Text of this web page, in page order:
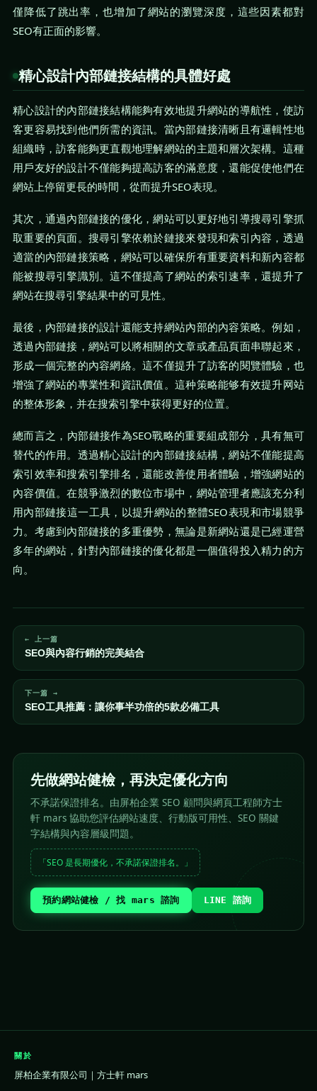
僅降低了跳出率，也增加了網站的瀏覽深度，這些因素都對
SEO有正面的影響。
精心設計內部鏈接結構的具體好處
精心設計的內部鏈接結構能夠有效地提升網站的導航性，使訪
客更容易找到他們所需的資訊。當內部鏈接清晰且有邏輯性地
組織時，訪客能夠更直觀地理解網站的主題和層次架構。這種
用戶友好的設計不僅能夠提高訪客的滿意度，還能促使他們在
網站上停留更長的時間，從而提升SEO表現。
其次，通過內部鏈接的優化，網站可以更好地引導搜尋引擎抓
取重要的頁面。搜尋引擎依賴於鏈接來發現和索引內容，透過
適當的內部鏈接策略，網站可以確保所有重要資料和新內容都
能被搜尋引擎識別。這不僅提高了網站的索引速率，還提升了
網站在搜尋引擎結果中的可見性。
最後，內部鏈接的設計還能支持網站內部的內容策略。例如，
透過內部鏈接，網站可以將相關的文章或產品頁面串聯起來，
形成一個完整的內容網絡。這不僅提升了訪客的閱覽體驗，也
增強了網站的專業性和資訊價值。這种策略能够有效提升网站
的整体形象，并在搜索引擎中获得更好的位置。
總而言之，內部鏈接作為SEO戰略的重要組成部分，具有無可
替代的作用。透過精心設計的內部鏈接結構，網站不僅能提高
索引效率和搜索引擎排名，還能改善使用者體驗，增強網站的
內容價值。在競爭激烈的數位市場中，網站管理者應該充分利
用內部鏈接這一工具，以提升網站的整體SEO表現和市場競爭
力。考慮到內部鏈接的多重優勢，無論是新網站還是已經運營
多年的網站，針對內部鏈接的優化都是一個值得投入精力的方
向。
← 上一篇
SEO與內容行銷的完美結合
下一篇 →
SEO工具推薦：讓你事半功倍的5款必備工具
先做網站健檢，再決定優化方向
不承諾保證排名。由屏柏企業 SEO 顧問與網頁工程師方士
軒 mars 協助您評估網站速度、行動版可用性、SEO 關鍵
字結構與內容層級問題。
「SEO 是長期優化，不承諾保證排名。」
預約網站健檢 / 找 mars 諮詢 LINE 諮詢
關於
屏柏企業有限公司｜方士軒 mars